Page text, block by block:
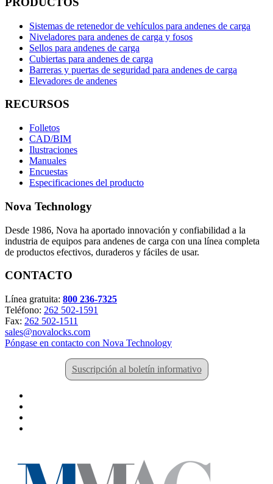
Sistemas de retenedor de vehículos para andenes de carga
Niveladores para andenes de carga y fosos
Sellos para andenes de carga
Cubiertas para andenes de carga
Barreras y puertas de seguridad para andenes de carga
Elevadores de andenes
RECURSOS
Folletos
CAD/BIM
Ilustraciones
Manuales
Encuestas
Especificaciones del producto
Nova Technology
Desde 1986, Nova ha aportado innovación y confiabilidad a la
industria de equipos para andenes de carga con una línea completa
de productos efectivos, duraderos y fáciles de usar.
CONTACTO
Línea gratuita: 800 236-7325
Teléfono: 262 502-1591
Fax: 262 502-1511
sales@novalocks.com
Póngase en contacto con Nova Technology
Suscripción al boletín informativo